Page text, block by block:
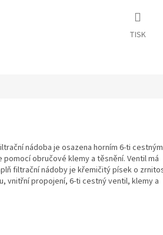
TISK
nádoba je osazena horním 6-ti cestným
obručové klemy a těsnění. Ventil má
filtrační nádoby je křemičitý písek o
vnitřní propojení, 6-ti cestný ventil, klemy a